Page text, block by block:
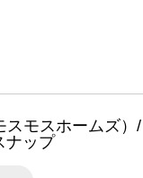
スモスホームズ）/
ナップ